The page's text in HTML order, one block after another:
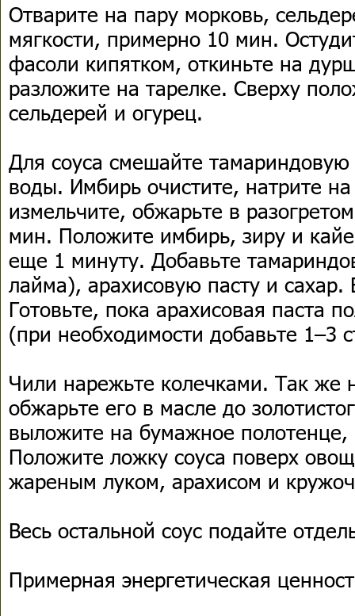
Отварите на пару морковь,
мягкости, примерно 10 мин.
фасоли кипятком, откиньте на
разложите на тарелке. Сверху
сельдерей и огурец.
Для соуса смешайте тамариндовую
воды. Имбирь очистите, натрите
измельчите, обжарьте в
мин. Положите имбирь, зиру и
еще 1 минуту. Добавьте
лайма), арахисовую пасту и
Готовьте, пока арахисовая паста
(при необходимости добавьте 1–3
Чили нарежьте колечками. Так же
обжарьте его в масле до
выложите на бумажное
Положите ложку соуса поверх
жареным луком, арахисом и
Весь остальной соус подайте
Примерная энергетическая